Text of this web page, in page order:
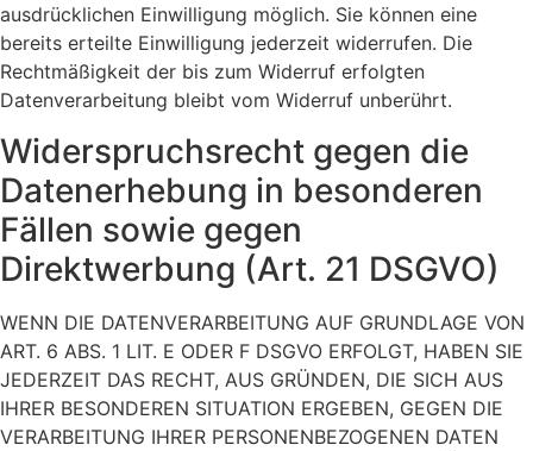
ausdrücklichen Einwilligung möglich. Sie können eine
bereits erteilte Einwilligung jederzeit widerrufen. Die
Rechtmäßigkeit der bis zum Widerruf erfolgten
Datenverarbeitung bleibt vom Widerruf unberührt.
Widerspruchsrecht gegen die
Datenerhebung in besonderen
Fällen sowie gegen
Direktwerbung (Art. 21 DSGVO)
WENN DIE DATENVERARBEITUNG AUF GRUNDLAGE VON
ART. 6 ABS. 1 LIT. E ODER F DSGVO ERFOLGT, HABEN SIE
JEDERZEIT DAS RECHT, AUS GRÜNDEN, DIE SICH AUS
IHRER BESONDEREN SITUATION ERGEBEN, GEGEN DIE
VERARBEITUNG IHRER PERSONENBEZOGENEN DATEN